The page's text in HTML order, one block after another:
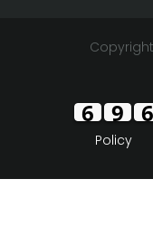
6 9 6
Policy